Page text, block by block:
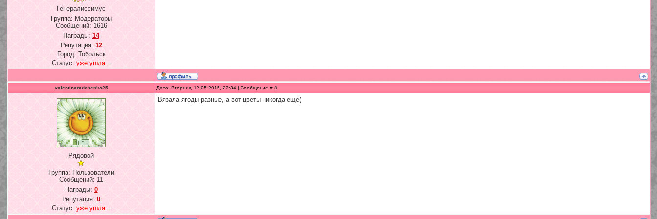
Генералиссимус
Группа: Модераторы
Сообщений: 1616
Награды: 14
Репутация: 12
Город: Тобольск
Статус: уже ушла...
valentinaradchenko25 Дата: Вторник, 12.05.2015, 23:34 | Сообщение # 8
Рядовой
Группа: Пользователи
Сообщений: 11
Награды: 0
Репутация: 0
Статус: уже ушла...
Вязала ягоды разные, а вот цветы никогда еще(